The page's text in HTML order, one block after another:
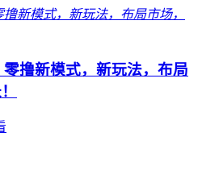
撸新模式，新玩法，布局